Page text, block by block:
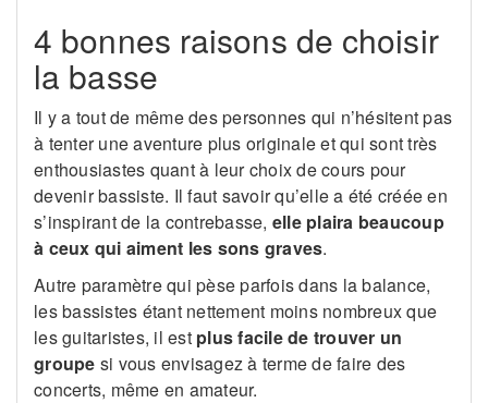
4 bonnes raisons de choisir
la basse
Il y a tout de même des personnes qui n’hésitent pas
à tenter une aventure plus originale et qui sont très
enthousiastes quant à leur choix de cours pour
devenir bassiste. Il faut savoir qu’elle a été créée en
s’inspirant de la contrebasse, elle plaira beaucoup
à ceux qui aiment les sons graves.
Autre paramètre qui pèse parfois dans la balance,
les bassistes étant nettement moins nombreux que
les guitaristes, il est plus facile de trouver un
groupe si vous envisagez à terme de faire des
concerts, même en amateur.